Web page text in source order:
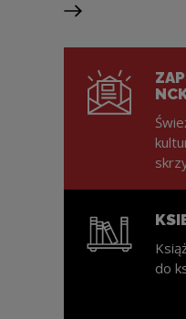
Następny slajd
do